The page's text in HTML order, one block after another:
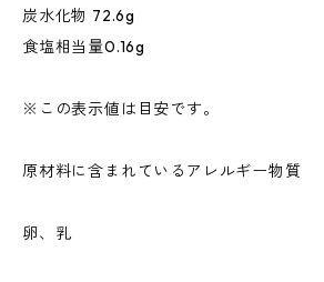
炭水化物 72.6g
食塩相当量0.16g
※この表示値は目安です。
原材料に含まれているアレルギー物質
卵、乳